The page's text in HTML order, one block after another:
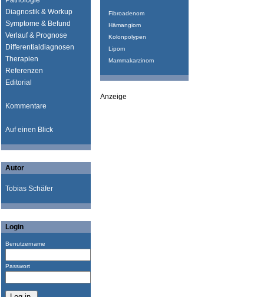
Diagnostik & Workup
Symptome & Befund
Verlauf & Prognose
Differentialdiagnosen
Therapien
Referenzen
Editorial
Kommentare
Auf einen Blick
Autor
Tobias Schäfer
Login
Benutzername
Passwort
Fibroadenom
Hämangiom
Kolonpolypen
Lipom
Mammakarzinom
Anzeige